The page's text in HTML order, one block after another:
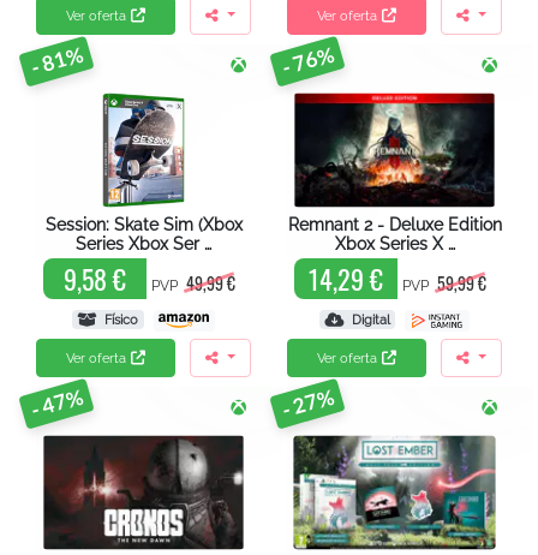
Ver oferta Ver oferta
- 81%
Session: Skate Sim (Xbox
Series Xbox Ser …
9,58 € PVP 49,99 €
Físico
Ver oferta
- 76%
Remnant 2 - Deluxe Edition
Xbox Series X …
14,29 € PVP 59,99 €
Digital
Ver oferta
- 47% - 27%